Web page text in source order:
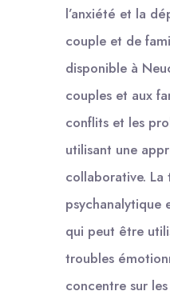
l’anxiété et la
couple et de
disponible à
couples et aux
conflits et les
utilisant une
collaborative. La
psychanalytique
qui peut être
troubles
concentre sur